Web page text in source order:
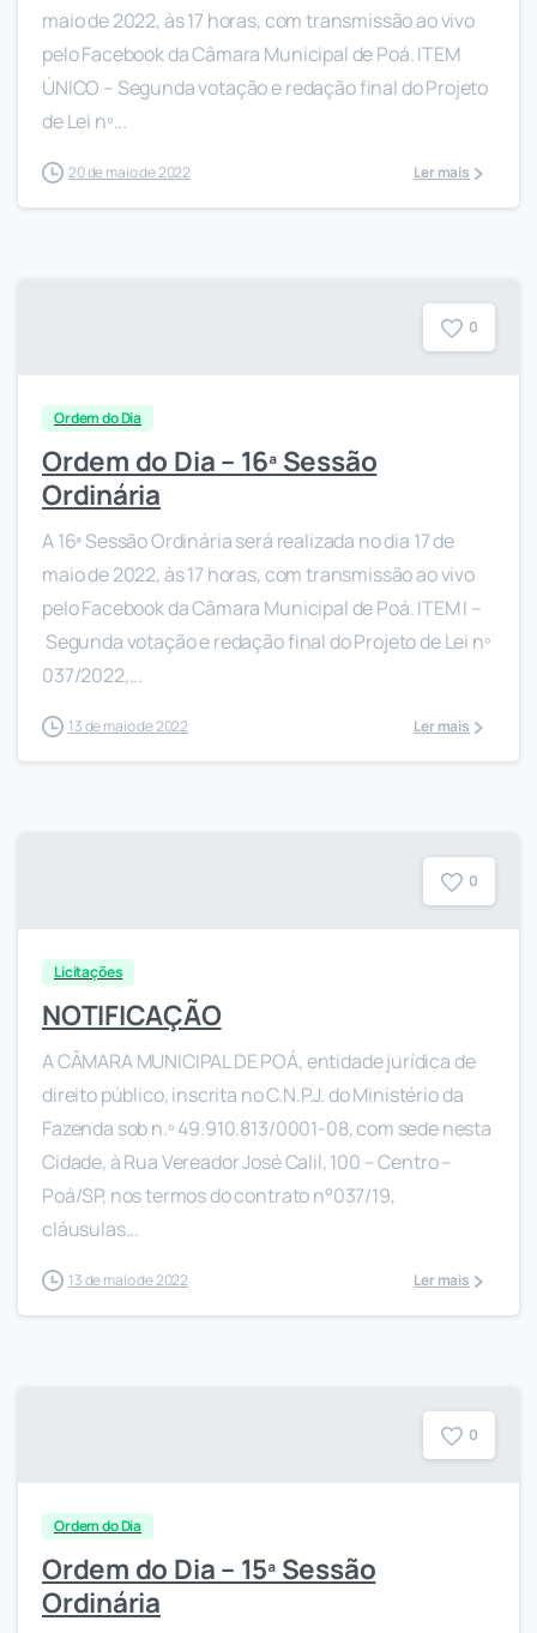
maio de 2022, às 17 horas, com transmissão ao vivo
pelo Facebook da Câmara Municipal de Poá. ITEM
ÚNICO – Segunda votação e redação final do Projeto
de Lei nº...
20 de maio de 2022 Ler mais
0
Ordem do Dia
Ordem do Dia – 16ª Sessão
Ordinária
A 16ª Sessão Ordinária será realizada no dia 17 de
maio de 2022, às 17 horas, com transmissão ao vivo
pelo Facebook da Câmara Municipal de Poá. ITEM I –
Segunda votação e redação final do Projeto de Lei nº
037/2022,...
13 de maio de 2022 Ler mais
0
Licitações
NOTIFICAÇÃO
A CÂMARA MUNICIPAL DE POÁ, entidade jurídica de
direito público, inscrita no C.N.P.J. do Ministério da
Fazenda sob n.º 49.910.813/0001-08, com sede nesta
Cidade, à Rua Vereador José Calil, 100 – Centro –
Poá/SP, nos termos do contrato n°037/19,
cláusulas...
13 de maio de 2022 Ler mais
0
Ordem do Dia
Ordem do Dia – 15ª Sessão
Ordinária